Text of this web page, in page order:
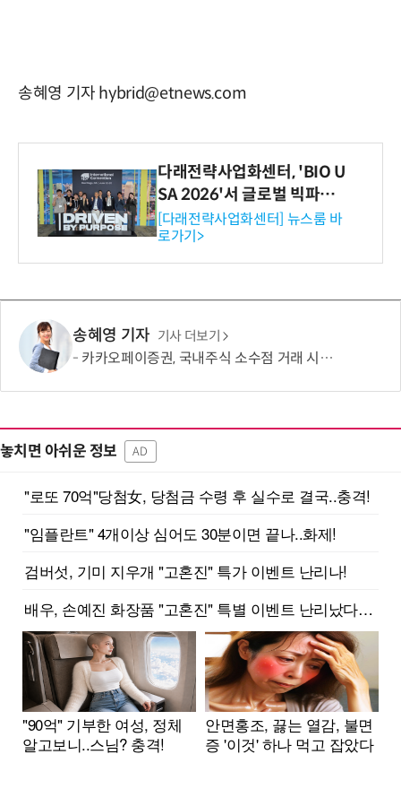
송혜영 기자 hybrid@etnews.com
다래전략사업화센터, 'BIO U
SA 2026'서 글로벌 빅파마
와의 비즈니스 미팅 지원…K
-바이오 해외 진출 교두보 확
보
[다래전략사업화센터] 뉴스룸 바
로가기>
송혜영 기자 기사 더보기
카카오페이증권, 국내주식 소수점 거래 시작…1000원부터 투자
놓치면 아쉬운 정보 AD